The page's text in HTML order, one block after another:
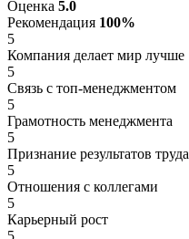
Оценка 5.0
Рекомендация 100%
5
Компания делает мир лучше
5
Связь с топ-менеджментом
5
Грамотность менеджмента
5
Признание результатов труда
5
Отношения с коллегами
5
Карьерный рост
5